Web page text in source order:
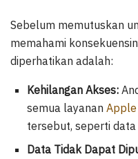
Sebelum memutuskan
memahami
diperhatikan adalah:
Kehilangan Akses:
semua layanan Apple
tersebut, seperti data
Data Tidak Dapat